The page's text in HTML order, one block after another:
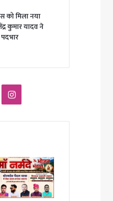
को मिला नया
कुमार यादव ने
Instagram